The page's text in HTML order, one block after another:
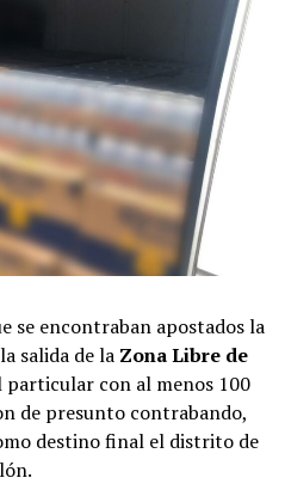
se encontraban apostados la
salida de la Zona Libre de
con al menos 100
de presunto contrabando,
destino final el distrito de